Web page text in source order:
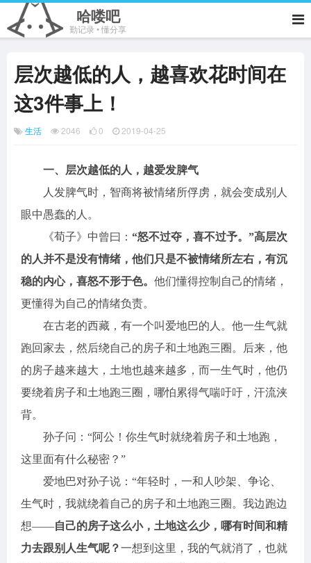
哈喽吧
勤记录 • 懂分享
层次越低的人，越喜欢花时间在
这3件事上！
生活 2046 0 2019-04-25
一、层次越低的人，越爱发脾气
人发脾气时，智商将被情绪所俘虏，就会变成别人
眼中愚蠢的人。
《荀子》中曾曰： “怒不过夺，喜不过予。”高层次
的人并不是没有情绪，他们只是不被情绪所左右，有沉
稳的内心，喜怒不形于色。 他们懂得控制自己的情绪，
更懂得为自己的情绪负责。
在古老的西藏，有一个叫爱地巴的人。他一生气就
跑回家去，然后绕自己的房子和土地跑三圈。后来，他
的房子越来越大，土地也越来越多，而一生气时，他仍
要绕着房子和土地跑三圈，哪怕累得气喘吁吁，汗流浃
背。
孙子问：“阿公！你生气时就绕着房子和土地跑，
这里面有什么秘密？”
爱地巴对孙子说：“年轻时，一和人吵架、争论、
生气时，我就绕着自己的房子和土地跑三圈。我边跑边
想——自己的房子这么小，土地这么少，哪有时间和精
力去跟别人生气呢？一想到这里，我的气就消了，也就